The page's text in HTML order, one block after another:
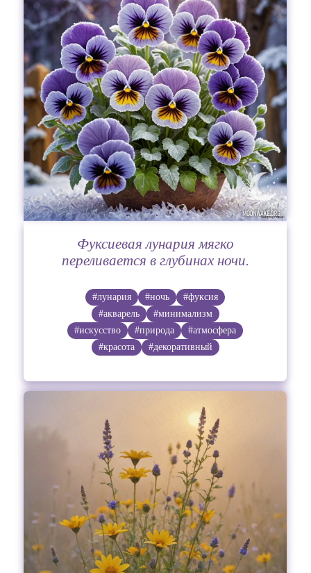
Фуксиевая лунария мягко
переливается в глубинах ночи.
#лунария #ночь
#фуксия
#акварель
#минимализм
#искусство
#природа
#атмосфера
#красота
#декоративный